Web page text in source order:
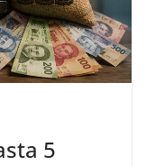
5